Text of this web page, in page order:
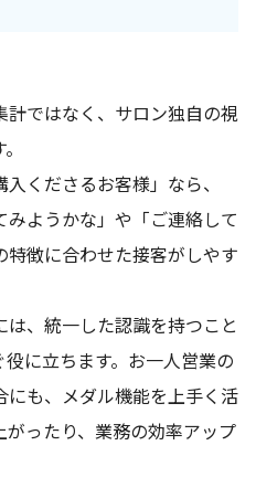
計ではなく、サロン独自の視
くださるお客様」なら、
みようかな」や「ご連絡して
徴に合わせた接客がしやす
、統一した認識を持つこと
に立ちます。お一人営業の
も、メダル機能を上手く活
ったり、業務の効率アップ